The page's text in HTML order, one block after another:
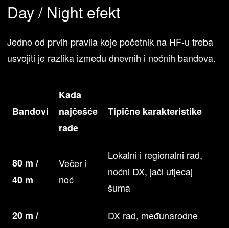
Day / Night efekt
Jedno od prvih pravila koje početnik na HF-u treba
usvojiti je razlika između dnevnih i noćnih bandova.
Bandovi
Kada
najčešće
rade
Tipične karakteristike
80 m /
40 m
Večer i
noć
Lokalni i regionalni rad,
noćni DX, jači utjecaj
šuma
20 m /
DX rad, međunarodne